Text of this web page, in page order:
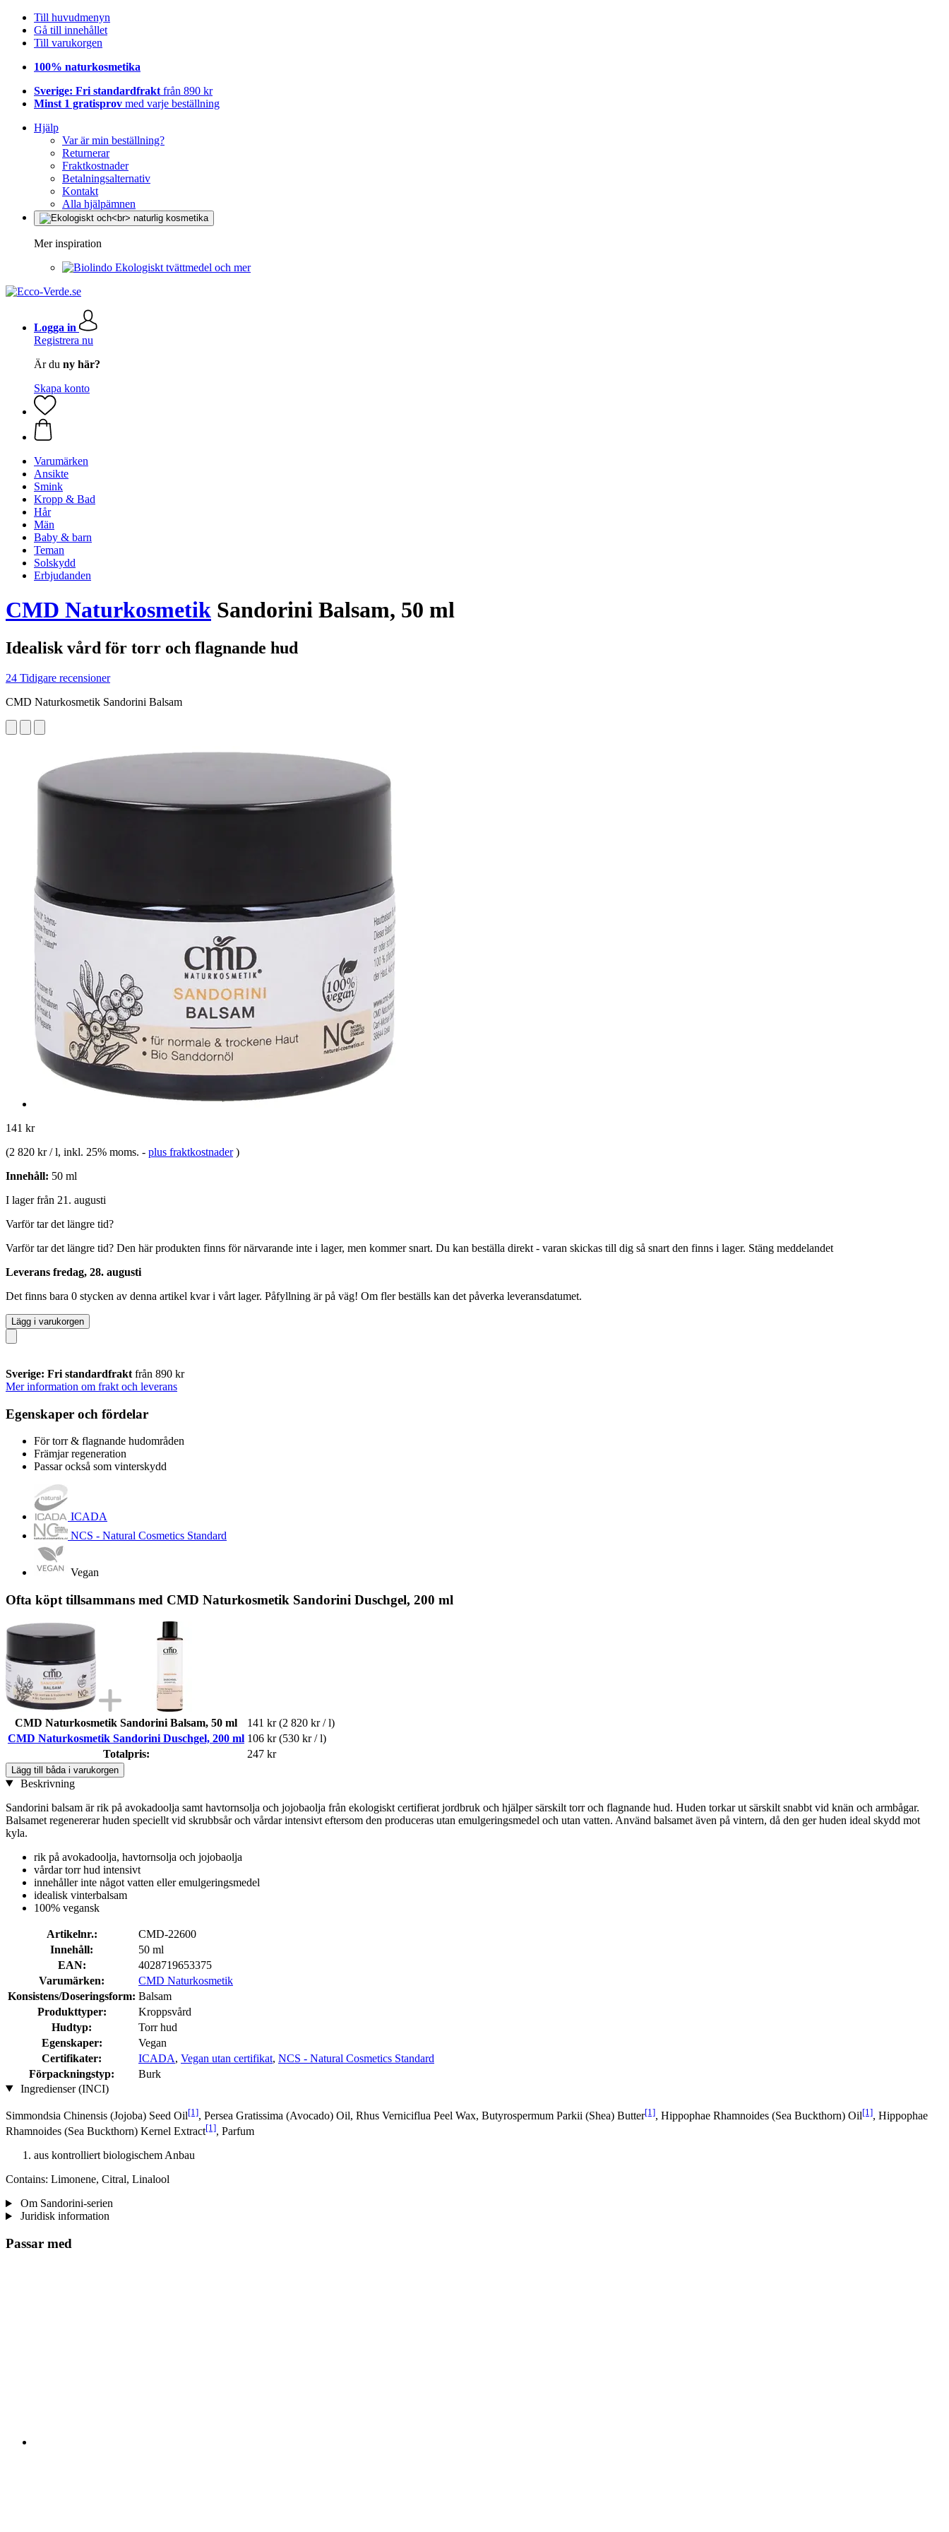
Till huvudmenyn
Gå till innehållet
Till varukorgen
100% naturkosmetika
Sverige: Fri standardfrakt från 890 kr
Minst 1 gratisprov med varje beställning
Hjälp
Var är min beställning?
Returnerar
Fraktkostnader
Betalningsalternativ
Kontakt
Alla hjälpämnen
Mer inspiration
Ekologiskt tvättmedel och mer
Logga in
Registrera nu
Är du ny här?
Skapa konto
Varumärken
Ansikte
Smink
Kropp & Bad
Hår
Män
Baby & barn
Teman
Solskydd
Erbjudanden
CMD Naturkosmetik Sandorini Balsam, 50 ml
Idealisk vård för torr och flagnande hud
24 Tidigare recensioner
CMD Naturkosmetik Sandorini Balsam
141 kr
(2 820 kr / l, inkl. 25% moms. - plus fraktkostnader )
Innehåll: 50 ml
I lager från 21. augusti
Varför tar det längre tid?
Varför tar det längre tid? Den här produkten finns för närvarande inte i lager, men kommer snart. Du kan beställa direkt - varan skickas till dig så snart den finns i lager. Stäng meddelandet
Leverans fredag, 28. augusti
Det finns bara 0 stycken av denna artikel kvar i vårt lager. Påfyllning är på väg! Om fler beställs kan det påverka leveransdatumet.
Lägg i varukorgen
Sverige: Fri standardfrakt från 890 kr
Mer information om frakt och leverans
Egenskaper och fördelar
För torr & flagnande hudområden
Främjar regeneration
Passar också som vinterskydd
ICADA
NCS - Natural Cosmetics Standard
Vegan
Ofta köpt tillsammans med CMD Naturkosmetik Sandorini Duschgel, 200 ml
CMD Naturkosmetik Sandorini Balsam, 50 ml 141 kr (2 820 kr / l)
CMD Naturkosmetik Sandorini Duschgel, 200 ml 106 kr (530 kr / l)
Totalpris:
247 kr
Lägg till båda i varukorgen
Beskrivning
Sandorini balsam är rik på avokadoolja samt havtornsolja och jojobaolja från ekologiskt certifierat jordbruk och hjälper särskilt torr och flagnande hud. Huden torkar ut särskilt snabbt vid knän och armbågar.
Balsamet regenererar huden speciellt vid skrubbsår och vårdar intensivt eftersom den produceras utan emulgeringsmedel och utan vatten. Använd balsamet även på vintern, då den ger huden ideal skydd mot
kyla.
rik på avokadoolja, havtornsolja och jojobaolja
vårdar torr hud intensivt
innehåller inte något vatten eller emulgeringsmedel
idealisk vinterbalsam
100% vegansk
Artikelnr.:
CMD-22600
Innehåll:
50 ml
EAN:
4028719653375
Varumärken:
CMD Naturkosmetik
Konsistens/Doseringsform: Balsam
Produkttyper:
Kroppsvård
Hudtyp:
Torr hud
Egenskaper:
Vegan
Certifikater:
ICADA, Vegan utan certifikat, NCS - Natural Cosmetics Standard
Förpackningstyp:
Burk
Ingredienser (INCI)
Simmondsia Chinensis (Jojoba) Seed Oil[1], Persea Gratissima (Avocado) Oil, Rhus Verniciflua Peel Wax, Butyrospermum Parkii (Shea) Butter[1], Hippophae Rhamnoides (Sea Buckthorn) Oil[1], Hippophae
Rhamnoides (Sea Buckthorn) Kernel Extract[1], Parfum
aus kontrolliert biologischem Anbau
Contains: Limonene, Citral, Linalool
Om Sandorini-serien
Juridisk information
Passar med